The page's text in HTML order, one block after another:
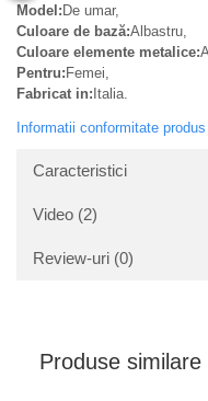
Model:De umar,
Culoare de bază:Albastru,
Culoare elemente metalice:
Pentru:Femei,
Fabricat in:Italia.
Informatii conformitate produs
Caracteristici
Video (2)
Review-uri (0)
Produse similare